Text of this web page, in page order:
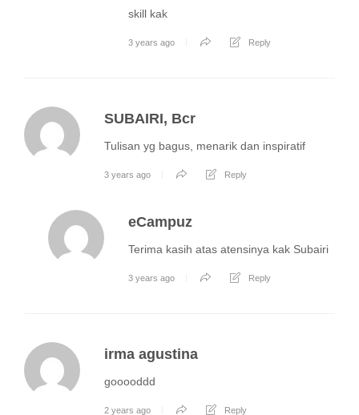
skill kak
3 years ago Reply
SUBAIRI, Bcr
Tulisan yg bagus, menarik dan inspiratif
3 years ago Reply
eCampuz
Terima kasih atas atensinya kak Subairi
3 years ago Reply
irma agustina
gooooddd
2 years ago Reply